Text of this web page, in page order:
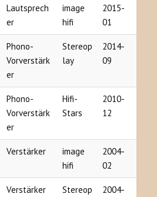
Lautsprech
er
image
hifi
2015-
01
Phono-
Vorverstärk
er
Stereop
lay
2014-
09
Phono-
Vorverstärk
er
Hifi-
Stars
2010-
12
Verstärker
image
hifi
2004-
02
Verstärker
Stereop
2004-